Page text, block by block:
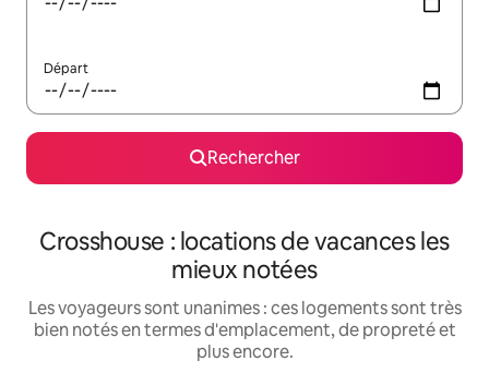
Départ
Rechercher
Crosshouse : locations de vacances les
mieux notées
Les voyageurs sont unanimes : ces logements sont très
bien notés en termes d'emplacement, de propreté et
plus encore.